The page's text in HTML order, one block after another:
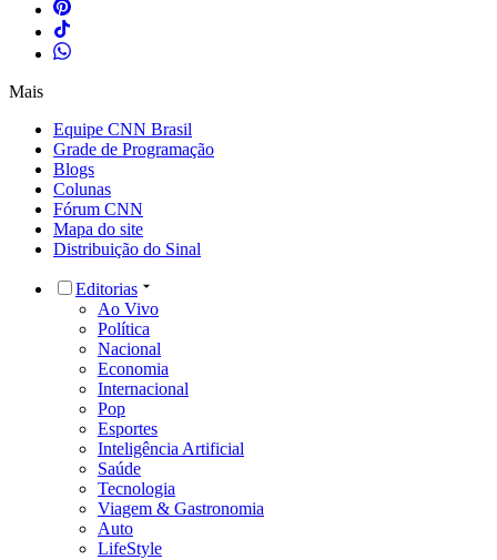
Mais
Equipe CNN Brasil
Grade de Programação
Blogs
Colunas
Fórum CNN
Mapa do site
Distribuição do Sinal
Editorias
Ao Vivo
Política
Nacional
Economia
Internacional
Pop
Esportes
Inteligência Artificial
Saúde
Tecnologia
Viagem & Gastronomia
Auto
LifeStyle